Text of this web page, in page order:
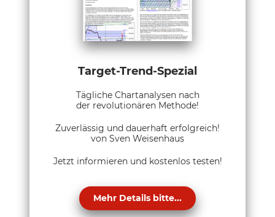
Target-Trend-Spezial
Tägliche Chartanalysen nach
der revolutionären Methode!
Zuverlässig und dauerhaft erfolgreich!
von Sven Weisenhaus
Jetzt informieren und kostenlos testen!
Mehr Details bitte...